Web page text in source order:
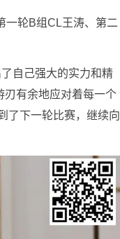
一轮B组CL王涛、第二
自己强大的实力和精
刃有余地应对着每一个
了下一轮比赛，继续向